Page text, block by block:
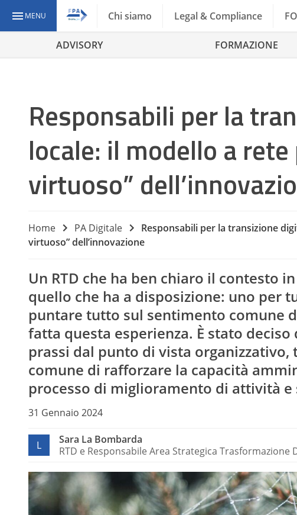
MENU Chi siamo Legal & Compliance
ADVISORY FORMAZIONE
Responsabili per la
locale: il modello a
virtuoso”
Home PA Digitale
Responsabili per la transizione
virtuoso” dell’innovazione
Un RTD che ha ben chiaro il contesto
quello che ha a disposizione: uno per
puntare tutto sul sentimento comune
fatta questa esperienza. È stato
prassi dal punto di vista
comune di rafforzare la capacità
processo di miglioramento di attività
31 Gennaio 2024
L
Sara La Bombarda
RTD e Responsabile Area Strategica Trasformazione